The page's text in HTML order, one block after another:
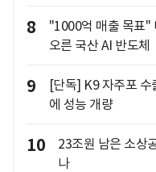
8
"1000억 매출 목표"
오른 국산 AI 반도체
9
[단독] K9 자주포
에 성능 개량
10
23조원 남은 소상
나